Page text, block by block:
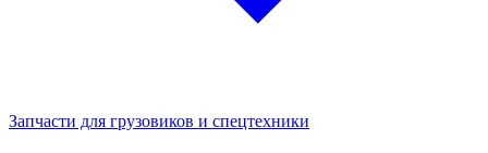
Запчасти для грузовиков и спецтехники